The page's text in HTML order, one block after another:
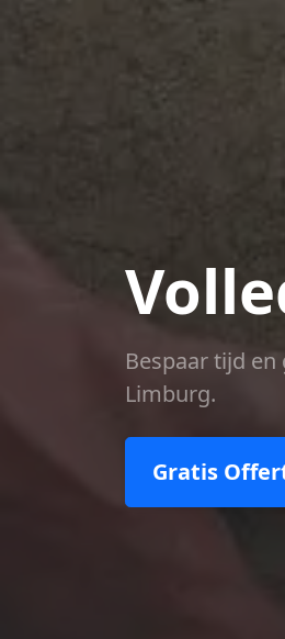
Bespaar tijd
Limburg.
Gratis